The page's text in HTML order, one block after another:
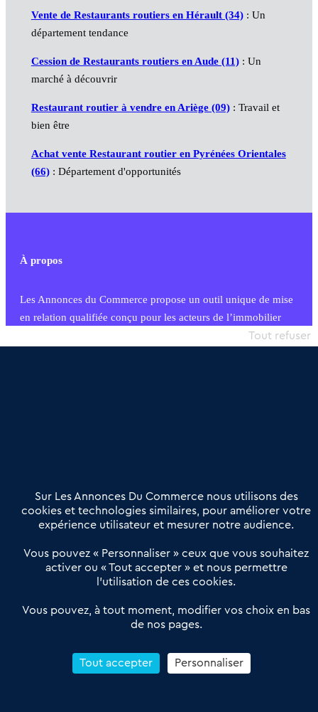
Vente de Restaurants routiers en Hérault (34): Un
département tendance
Cession de Restaurants routiers en Aude (11): Un
marché à découvrir
Restaurant routier à vendre en Ariège (09): Travail et
bien être
Achat vente Restaurant routier en Pyrénées Orientales
(66): Département d'opportunités
À propos
Les Annonces du Commerce propose un outil unique de mise
en relation qualifiée conçu pour les acteurs de l’immobilier
commercial et les collectivités territoriales, simple et intégrant
Offres Pro
Actualités
Qui sommes nous ?
Derniers articles
Réseau 3C : un partenaire national dédié aux transactions
Petitscommerces : Un partenariat au service du commerce de
proximité et des territoires
Reprendre un Restaurant Rapide
Sur Les Annonces Du Commerce nous utilisons des
cookies et technologies similaires, pour améliorer votre
expérience utilisateur et mesurer notre audience.
Vous pouvez « Personnaliser » ceux que vous souhaitez
activer ou « Tout accepter » et nous permettre
l’utilisation de ces cookies.
Vous pouvez, à tout moment, modifier vos choix en bas
de nos pages.
Tout accepter
Tout refuser
Personnaliser